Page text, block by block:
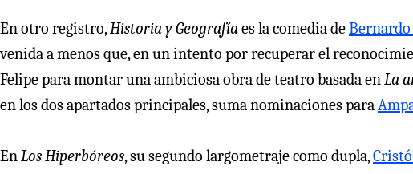
En otro registro,Historia y Geografíaes la comedia deBernardo
venida a menos que, en un intento por recuperar el
Felipe para montar una ambiciosa obra de teatro basada enLa
en los dos apartados principales, suma nominaciones para
EnLos Hiperbóreos, su segundo largometraje como dupla,